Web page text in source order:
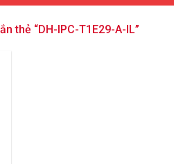
thẻ “DH-IPC-T1E29-A-IL”